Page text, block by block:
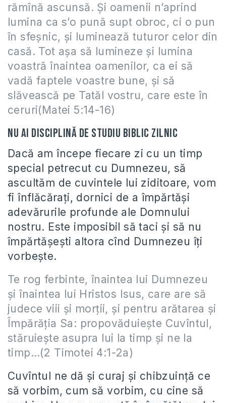
rămînă ascunsă. Şi oamenii n’aprind
lumina ca s’o pună supt obroc, ci o pun
în sfeşnic, şi luminează tuturor celor din
casă. Tot aşa să lumineze şi lumina
voastră înaintea oamenilor, ca ei să
vadă faptele voastre bune, şi să
slăvească pe Tatăl vostru, care este în
ceruri(Matei 5:14-16)
Nu ai disciplină de studiu biblic zilnic
Dacă am începe fiecare zi cu un timp
special petrecut cu Dumnezeu, să
ascultăm de cuvintele lui ziditoare, vom
fi înflăcărați, dornici de a împărtăși
adevărurile profunde ale Domnului
nostru. Este imposibil să taci și să nu
împărtășești altora cînd Dumnezeu îți
vorbește.
Te rog ferbinte, înaintea lui Dumnezeu
şi înaintea lui Hristos Isus, care are să
judece viii şi morţii, şi pentru arătarea şi
Împărăţia Sa: propovăduieşte Cuvîntul,
stăruieşte asupra lui la timp şi ne la
timp…(2 Timotei 4:1-2a)
Cuvîntul ne dă și curaj și chibzuință ce
să vorbim, cum să vorbim, cu cine să